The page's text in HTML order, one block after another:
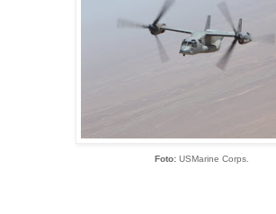
Foto: USMarine Corps.